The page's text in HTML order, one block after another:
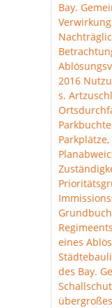
Bay.
Verwirkung
2016
s.
eines
des Bay.
übergroßes